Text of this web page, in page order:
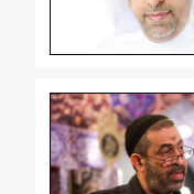
مجالات أدبيّة